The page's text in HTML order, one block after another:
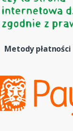
Metody płatności